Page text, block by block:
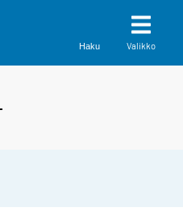
Haku Valikko